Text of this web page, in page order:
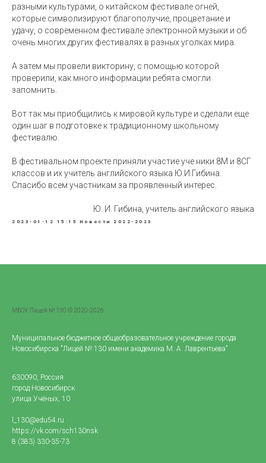
разными культурами, о китайском фестивале огней,
которые символизируют благополучие, процветание и
удачу, о современном фестивале электронной музыки и об
очень многих других фестивалях в разных уголках мира.
А затем мы провели викторину, с помощью которой
проверили, как много информации ребята смогли
запомнить.
Вот так мы приобщились к мировой культуре и сделали еще
один шаг в подготовке к традиционному школьному
фестивалю.
В фестивальном проекте приняли участие уче ники 8М и 8СГ
классов и их учитель английского языка Ю.И.Гибина.
Спасибо всем участникам за проявленный интерес.
Ю. И. Гибина, учитель английского языка
2023-01-12 15:15 Новости 2022-2023
МБОУ Лицей № 130 © 2020-2026
Муниципальное бюджетное общеобразовательное учреждение города
Новосибирска "Лицей № 130 имени академика М. А. Лаврентьева"
630090, Россия
город Новосибирск
улица Учёных, 10
l_130@edu54.ru
https://vk.com/sch130nsk
8 (383) 330-35-73